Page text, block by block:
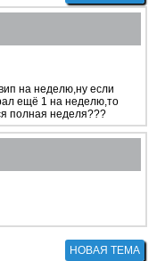
на неделю,ну если
ещё 1 на неделю,то
полная неделя???
НОВАЯ ТЕМА